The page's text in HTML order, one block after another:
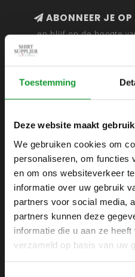
Toestemming
Deze website maakt
We gebruiken cookies om
personaliseren, om functies
en om ons websiteverkeer
informatie over uw gebruik
partners voor social media,
partners kunnen deze
informatie die u aan ze
verzameld op basis van uw
ABONNEER JE OP
en blijf op de hoogte
Webshop
+31 6
+31 6